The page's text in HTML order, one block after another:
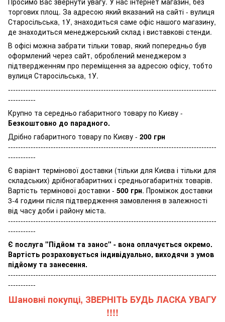
торгових площ. За адресою який вказаний на сайті - вулиця
Старосільська, 1У, знаходиться саме офіс нашого магазину,
де знаходиться менеджерський склад і виставкові стенди.
В офісі можна забрати тільки товар, який попередньо був
оформлений через сайт, оброблений менеджером з
підтвердженням про переміщення за адресою офісу, тобто
вулиця Старосільська, 1У.
-----------------------------------------------------------------------------------
-----------
Крупно та середньо габаритного товару по Києву -
Безкоштовно до парадного.
Дрібно габаритного товару по Києву - 200 грн
-----------------------------------------------------------------------------------
-----------
Є варіант термінової доставки (тільки для Києва і тільки для
складських) дрібногабаритних і средньогабаритніх товарів.
Вартість термінової доставки - 500 грн. Проміжок доставки
3-4 години після підтвердження замовлення в залежності
від часу доби і району міста.
-----------------------------------------------------------------------------------
-----------
Є послуга "Підйом та занос" - вона оплачується окремо.
Вартість розраховується індивідуально, виходячи з умов
підйому та занесення.
-----------------------------------------------------------------------------------
-----------
Шановні покупці, ЗВЕРНІТЬ БУДЬ ЛАСКА УВАГУ
!!!!